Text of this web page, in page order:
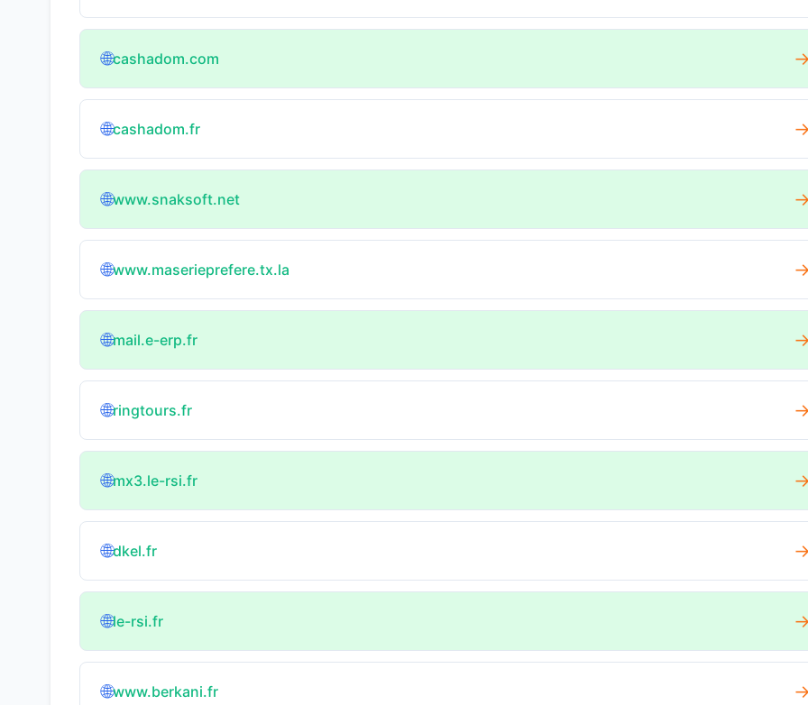
🌐cashadom.com →
🌐cashadom.fr →
🌐www.snaksoft.net →
🌐www.maserieprefere.tx.la →
🌐mail.e-erp.fr →
🌐ringtours.fr →
🌐mx3.le-rsi.fr →
🌐dkel.fr →
🌐le-rsi.fr →
🌐www.berkani.fr →